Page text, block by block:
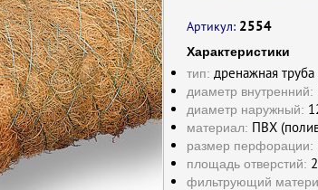
Артикул: 2554
Характеристики
тип: дренажная
диаметр внутренний:
диаметр наружный:
материал: ПВХ
размер перфорации:
площадь отверстий:
фильтрующий